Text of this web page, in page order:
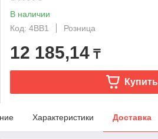
В наличии
Код: 4BB1
Розница
12 185,14 ₸
Купить
Характеристики Доставка